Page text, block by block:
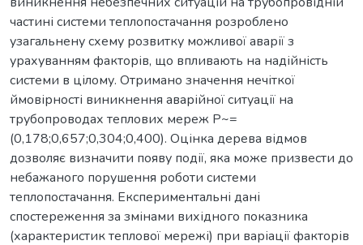
частині системи теплопостачання розроблено
узагальнену схему розвитку можливої аварії з
урахуванням факторів, що впливають на надійність
системи в цілому. Отримано значення нечіткої
ймовірності виникнення аварійної ситуації на
трубопроводах теплових мереж Р~=
(0,178;0,657;0,304;0,400). Оцінка дерева відмов
дозволяє визначити появу події, яка може призвести до
небажаного порушення роботи системи
теплопостачання. Експериментальні дані
спостереження за змінами вихідного показника
(характеристик теплової мережі) при варіації факторів